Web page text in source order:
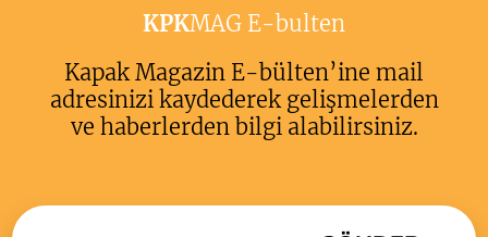
KPKMAG E-bulten
Kapak Magazin E-bülten’ine mail
adresinizi kaydederek gelişmelerden
ve haberlerden bilgi alabilirsiniz.